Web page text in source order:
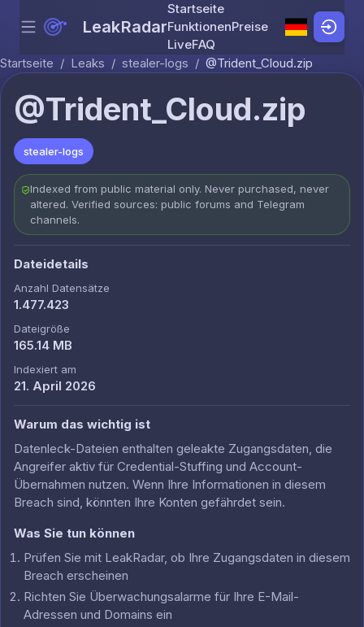
Skip to content
Menu LeakRadar
Startseite
FunktionenPreise
LiveFAQ
Startseite / Leaks / stealer-logs / @Trident_Cloud.zip
@Trident_Cloud.zip
stealer-logs
Indexed from public material only. Never purchased, never
altered. Verified sources: public forums and Telegram
channels.
Dateidetails
Anzahl Datensätze
1.477.423
Dateigröße
165.14 MB
Indexiert am
21. April 2026
Warum das wichtig ist
Datenleck-Dateien enthalten geleakte Zugangsdaten, die
Angreifer aktiv für Credential-Stuffing und Account-
Übernahmen nutzen. Wenn Ihre Informationen in diesem
Breach sind, könnten Ihre Konten gefährdet sein.
Was Sie tun können
Prüfen Sie mit LeakRadar, ob Ihre Zugangsdaten in diesem
Breach erscheinen
Richten Sie Überwachungsalarme für Ihre E-Mail-
Adressen und Domains ein